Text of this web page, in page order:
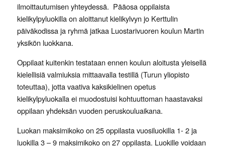
ilmoittautumisen yhteydessä. Pääosa oppilaista
kielikylpyluokilla on aloittanut kielikylvyn jo Kerttulin
päiväkodissa ja ryhmä jatkaa Luostarivuoren koulun Martin
yksikön luokkana.
Oppilaat kuitenkin testataan ennen koulun aloitusta yleisellä
kielellisiä valmiuksia mittaavalla testillä (Turun yliopisto
toteuttaa), jotta vaativa kaksikielinen opetus
kielikylpyluokalla ei muodostuisi kohtuuttoman haastavaksi
oppilaan yhdeksän vuoden peruskouluaikana.
Luokan maksimikoko on 25 oppilasta vuosiluokilla 1- 2ja
luokilla3 – 9 maksimikoko on 27 oppilasta. Luokille voidaan